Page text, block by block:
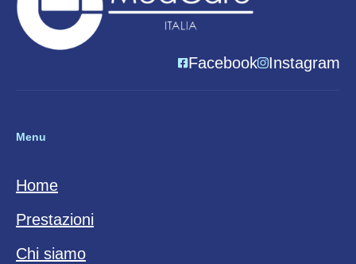
Facebook Instagram
Menu
Home
Prestazioni
Chi siamo